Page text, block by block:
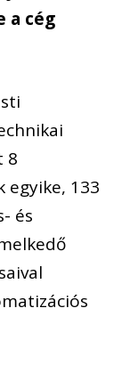
a cég
8
egyike, 133
és